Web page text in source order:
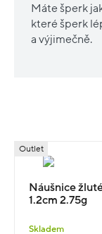
Máte šperk
které šperk
a výjimečně.
Outlet
Náušnice
1.2cm 2.75g
Skladem